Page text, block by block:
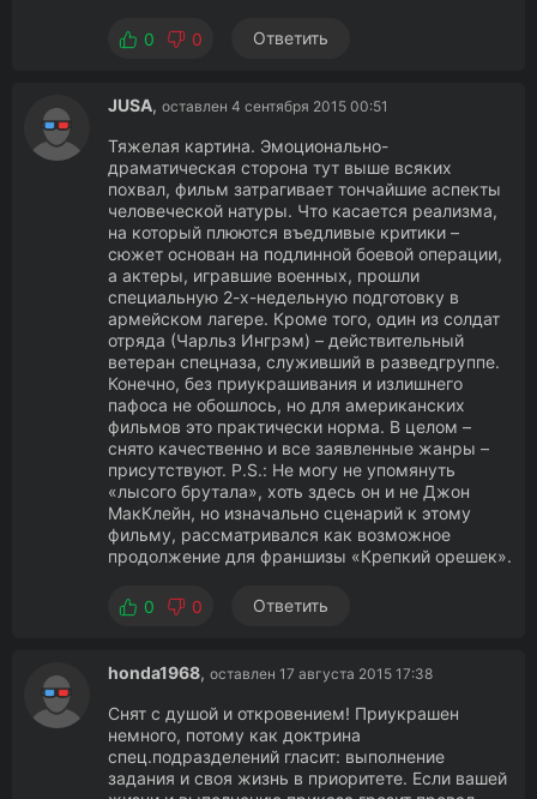
0 0 Ответить
JUSA, оставлен 4 сентября 2015 00:51
Тяжелая картина. Эмоционально-
драматическая сторона тут выше всяких
похвал, фильм затрагивает тончайшие аспекты
человеческой натуры. Что касается реализма,
на который плюются въедливые критики –
сюжет основан на подлинной боевой операции,
а актеры, игравшие военных, прошли
специальную 2-х-недельную подготовку в
армейском лагере. Кроме того, один из солдат
отряда (Чарльз Ингрэм) – действительный
ветеран спецназа, служивший в разведгруппе.
Конечно, без приукрашивания и излишнего
пафоса не обошлось, но для американских
фильмов это практически норма. В целом –
снято качественно и все заявленные жанры –
присутствуют. P.S.: Не могу не упомянуть
«лысого брутала», хоть здесь он и не Джон
МакКлейн, но изначально сценарий к этому
фильму, рассматривался как возможное
продолжение для франшизы «Крепкий орешек».
0 0 Ответить
honda1968, оставлен 17 августа 2015 17:38
Снят с душой и откровением! Приукрашен
немного, потому как доктрина
спец.подразделений гласит: выполнение
задания и своя жизнь в приоритете. Если вашей